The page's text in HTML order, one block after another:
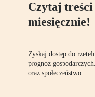
Czytaj treści
miesięcznie!
Zyskaj dostęp do
prognoz
oraz społeczeństwo.